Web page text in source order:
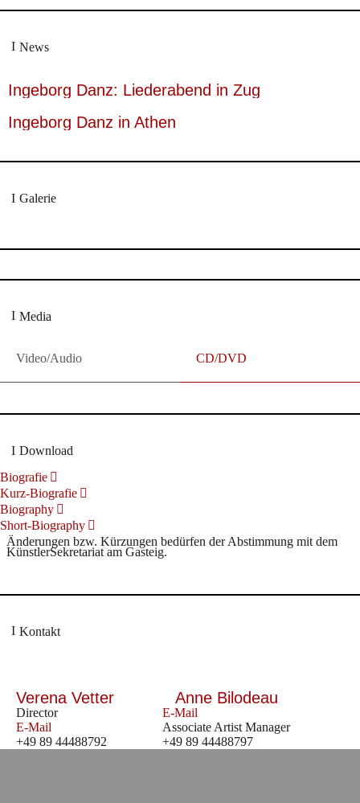
News
Ingeborg Danz: Liederabend in Zug
Ingeborg Danz in Athen
Galerie
Media
Video/Audio CD/DVD
Download
Biografie
Kurz-Biografie
Biography
Short-Biography
Änderungen bzw. Kürzungen bedürfen der Abstimmung mit dem
KünstlerSekretariat am Gasteig.
Kontakt
Verena Vetter
Director
E-Mail
+49 89 44488792
Anne Bilodeau
E-Mail
Associate Artist Manager
+49 89 44488797